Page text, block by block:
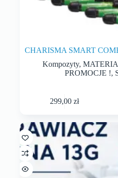
CHARISMA SMART
Kompozyty,
PROMOCJE !,
299,00zł